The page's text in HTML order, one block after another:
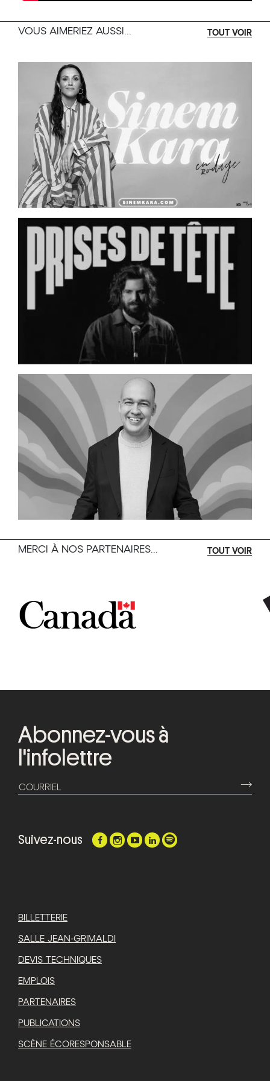
VOUS AIMERIEZ AUSSI... TOUT VOIR
MERCI À NOS PARTENAIRES... TOUT VOIR
Abonnez-vous à
l'infolettre
COURRIEL ⟶
Suivez-nous
BILLETTERIE
SALLE JEAN-GRIMALDI
DEVIS TECHNIQUES
EMPLOIS
PARTENAIRES
PUBLICATIONS
SCÈNE ÉCORESPONSABLE